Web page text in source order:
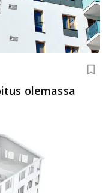
olemassa